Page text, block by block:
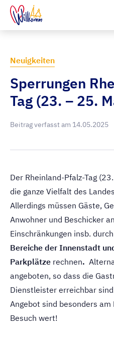
Neuigkeiten
Sperrungen
Tag (23. – 25.
Beitrag verfasst am 14.05.2025
Der Rheinland-Pfalz-Tag
die ganze Vielfalt des
Allerdings müssen Gäste,
Anwohner und Beschicker
Einschränkungen insb.
Bereiche der Innenstadt
Parkplätze rechnen.
angeboten, so dass die
Dienstleister erreichbar
Angebot sind besonders am
Besuch wert!